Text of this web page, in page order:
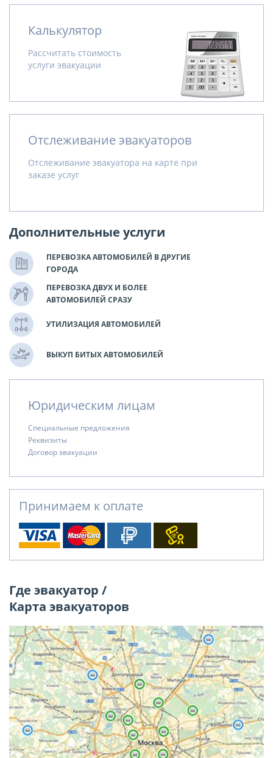
Калькулятор
Рассчитать стоимость
услуги эвакуации
Отслеживание эвакуаторов
Отслеживание эвакуатора на карте при
заказе услуг
Дополнительные услуги
ПЕРЕВОЗКА АВТОМОБИЛЕЙ В ДРУГИЕ
ГОРОДА
ПЕРЕВОЗКА ДВУХ И БОЛЕЕ
АВТОМОБИЛЕЙ СРАЗУ
УТИЛИЗАЦИЯ АВТОМОБИЛЕЙ
ВЫКУП БИТЫХ АВТОМОБИЛЕЙ
Юридическим лицам
Специальные предложения
Реквизиты
Договор эвакуации
Принимаем к оплате
Где эвакуатор /
Карта эвакуаторов